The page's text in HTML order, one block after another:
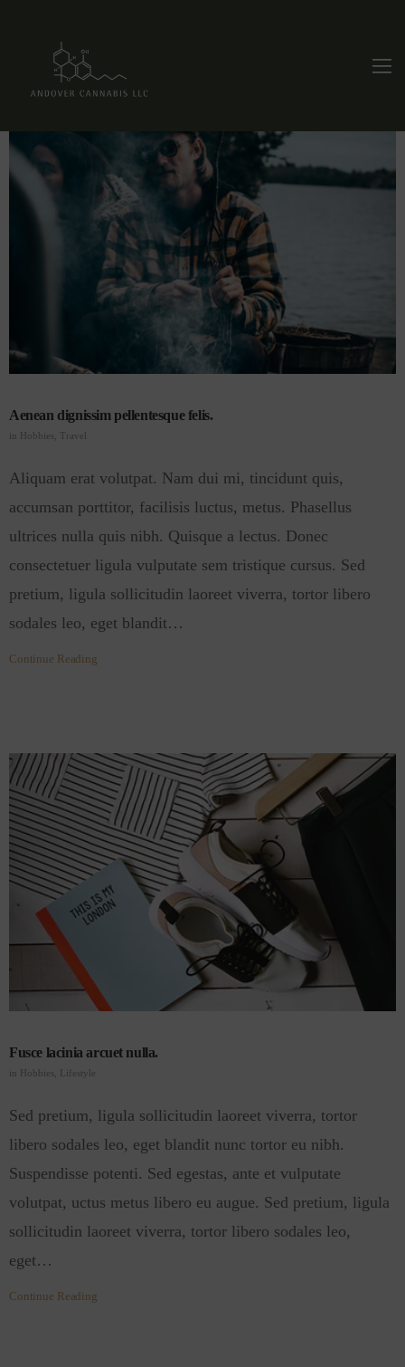
Aenean dignissim pellentesque felis.
in Hobbies Travel
Aliquam erat volutpat. Nam dui mi, tincidunt quis,
accumsan porttitor, facilisis luctus, metus. Phasellus
ultrices nulla quis nibh. Quisque a lectus. Donec
consectetuer ligula vulputate sem tristique cursus. Sed
pretium, ligula sollicitudin laoreet viverra, tortor libero
sodales leo, eget blandit…
Continue Reading
Fusce lacinia arcuet nulla.
in Hobbies Lifestyle
Sed pretium, ligula sollicitudin laoreet viverra, tortor
libero sodales leo, eget blandit nunc tortor eu nibh.
Suspendisse potenti. Sed egestas, ante et vulputate
volutpat, uctus metus libero eu augue. Sed pretium, ligula
sollicitudin laoreet viverra, tortor libero sodales leo,
eget…
Continue Reading